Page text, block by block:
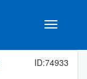
Toggle
ID:74933